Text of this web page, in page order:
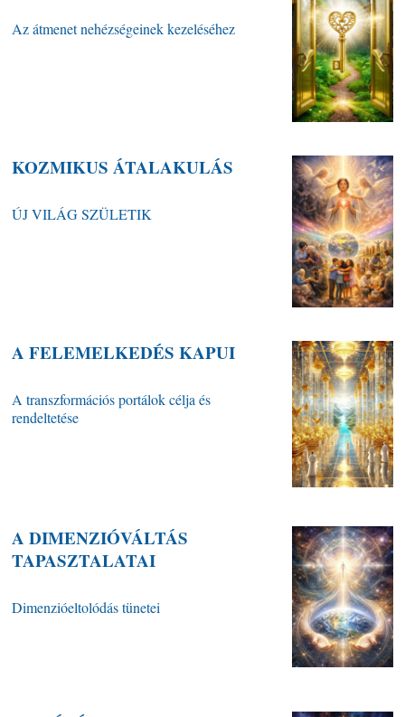
Az átmenet nehézségeinek kezeléséhez
KOZMIKUS ÁTALAKULÁS
ÚJ VILÁG SZÜLETIK
A FELEMELKEDÉS KAPUI
A transzformációs portálok célja és
rendeltetése
A DIMENZIÓVÁLTÁS
TAPASZTALATAI
Dimenzióeltolódás tünetei